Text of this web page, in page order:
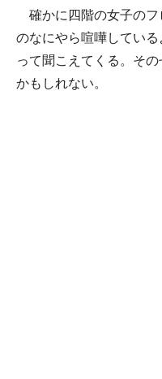
確かに四階の女子のフ
のなにやら喧嘩してい
って聞こえてくる。そ
かもしれない。